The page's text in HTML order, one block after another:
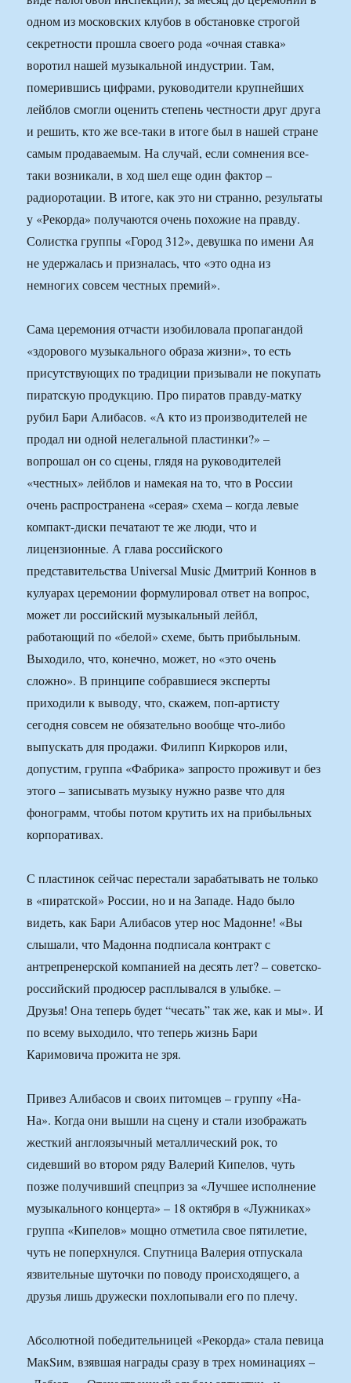
одном из московских клубов в обстановке строгой
секретности прошла своего рода «очная ставка»
воротил нашей музыкальной индустрии. Там,
померившись цифрами, руководители крупнейших
лейблов смогли оценить степень честности друг друга
и решить, кто же все-таки в итоге был в нашей стране
самым продаваемым. На случай, если сомнения все-
таки возникали, в ход шел еще один фактор –
радиоротации. В итоге, как это ни странно, результаты
у «Рекорда» получаются очень похожие на правду.
Солистка группы «Город 312», девушка по имени Ая
не удержалась и призналась, что «это одна из
немногих совсем честных премий».
Сама церемония отчасти изобиловала пропагандой
«здорового музыкального образа жизни», то есть
присутствующих по традиции призывали не покупать
пиратскую продукцию. Про пиратов правду-матку
рубил Бари Алибасов. «А кто из производителей не
продал ни одной нелегальной пластинки?» –
вопрошал он со сцены, глядя на руководителей
«честных» лейблов и намекая на то, что в России
очень распространена «серая» схема – когда левые
компакт-диски печатают те же люди, что и
лицензионные. А глава российского
представительства Universal Music Дмитрий Коннов в
кулуарах церемонии формулировал ответ на вопрос,
может ли российский музыкальный лейбл,
работающий по «белой» схеме, быть прибыльным.
Выходило, что, конечно, может, но «это очень
сложно». В принципе собравшиеся эксперты
приходили к выводу, что, скажем, поп-артисту
сегодня совсем не обязательно вообще что-либо
выпускать для продажи. Филипп Киркоров или,
допустим, группа «Фабрика» запросто проживут и без
этого – записывать музыку нужно разве что для
фонограмм, чтобы потом крутить их на прибыльных
корпоративах.
С пластинок сейчас перестали зарабатывать не только
в «пиратской» России, но и на Западе. Надо было
видеть, как Бари Алибасов утер нос Мадонне! «Вы
слышали, что Мадонна подписала контракт с
антрепренерской компанией на десять лет? – советско-
российский продюсер расплывался в улыбке. –
Друзья! Она теперь будет “чесать” так же, как и мы». И
по всему выходило, что теперь жизнь Бари
Каримовича прожита не зря.
Привез Алибасов и своих питомцев – группу «На-
На». Когда они вышли на сцену и стали изображать
жесткий англоязычный металлический рок, то
сидевший во втором ряду Валерий Кипелов, чуть
позже получивший спецприз за «Лучшее исполнение
музыкального концерта» – 18 октября в «Лужниках»
группа «Кипелов» мощно отметила свое пятилетие,
чуть не поперхнулся. Спутница Валерия отпускала
язвительные шуточки по поводу происходящего, а
друзья лишь дружески похлопывали его по плечу.
Абсолютной победительницей «Рекорда» стала певица
МакSим, взявшая награды сразу в трех номинациях –